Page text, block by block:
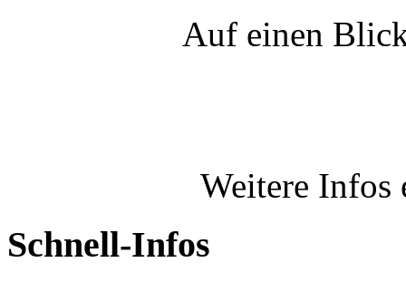
Auf einen
Weitere Infos
Schnell-Infos